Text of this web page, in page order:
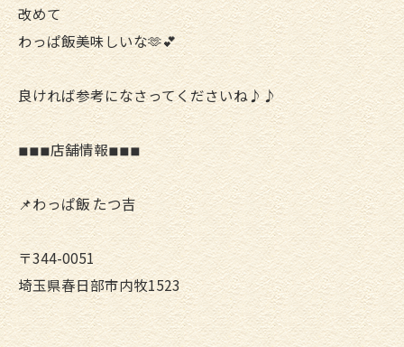
改めて
わっぱ飯美味しいな︎🫶💕
︎良ければ参考になさってくださいね♪♪
◾︎◾︎◾︎店舗情報◾︎◾︎◾︎
📌わっぱ飯 たつ吉
〒344-0051
埼玉県春日部市内牧1523